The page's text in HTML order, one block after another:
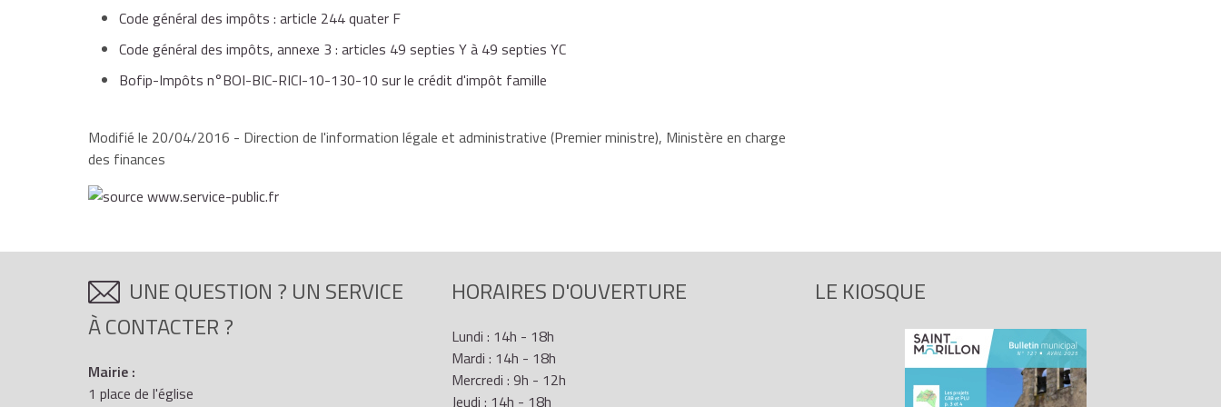
exemple les dotations aux amortissements des biens meubles et immeubles, les achats de matières
consommables, les dépenses de petit matériel et biens de faible valeur, les frais d'entretien et de réparation
Les éventuelles subventions publiques reçues pour financer ces dépenses doivent être déduites.
reporter le montant du crédit impôt sur sa
Code général des impôts : article 244 quater F
Code général des impôts, annexe 3 : articles 49 septies Y à 49 septies YC
Bofip-Impôts n°BOI-BIC-RICI-10-130-10 sur le crédit d'impôt famille
Modifié le 20/04/2016 - Direction de l'information légale et administrative (Premier ministre), Ministère en charge
des finances
UNE QUESTION ? UN SERVICE
À CONTACTER ?
Mairie :
1 place de l'église
HORAIRES D'OUVERTURE
Lundi : 14h - 18h
Mardi : 14h - 18h
Mercredi : 9h - 12h
Jeudi : 14h - 18h
LE KIOSQUE